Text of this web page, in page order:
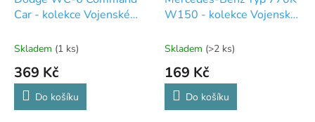
Car - kolekce Vojenské
války 42
Skladem (1 ks)
369 Kč
Do košíku
A
R
W150 - kolekce Vojenské
války
Skladem (>2 ks)
169 Kč
Do košíku